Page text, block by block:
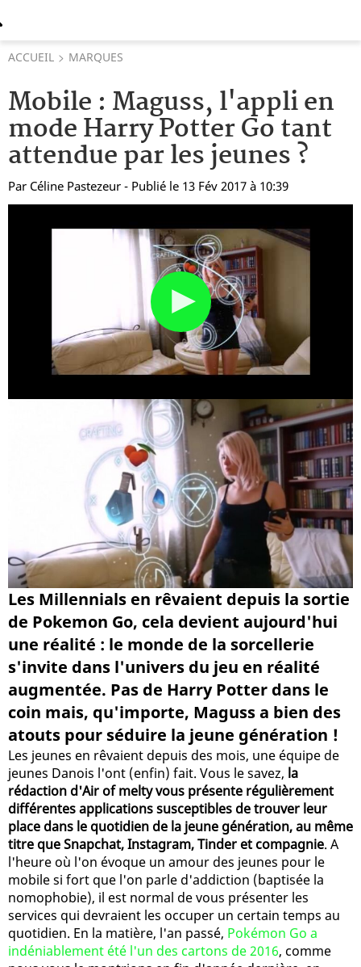
ACCUEIL MARQUES
Mobile : Maguss, l'appli en
mode Harry Potter Go tant
attendue par les jeunes ?
Par Céline Pastezeur - Publié le 13 Fév 2017 à 10:39
Les Millennials en rêvaient depuis la sortie
de Pokemon Go, cela devient aujourd'hui
une réalité : le monde de la sorcellerie
s'invite dans l'univers du jeu en réalité
augmentée. Pas de Harry Potter dans le
coin mais, qu'importe, Maguss a bien des
atouts pour séduire la jeune génération !
Les jeunes en rêvaient depuis des mois, une équipe de
jeunes Danois l'ont (enfin) fait. Vous le savez, la
rédaction d'Air of melty vous présente régulièrement
différentes applications susceptibles de trouver leur
place dans le quotidien de la jeune génération, au même
titre que Snapchat, Instagram, Tinder et compagnie. A
l'heure où l'on évoque un amour des jeunes pour le
mobile si fort que l'on parle d'addiction (baptisée la
nomophobie), il est normal de vous présenter les
services qui devraient les occuper un certain temps au
quotidien. En la matière, l'an passé, Pokémon Go a
indéniablement été l'un des cartons de 2016, comme